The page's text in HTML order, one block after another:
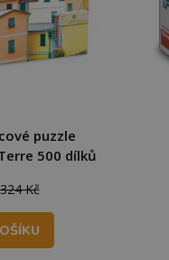
puzzle
500 dílků
324 Kč